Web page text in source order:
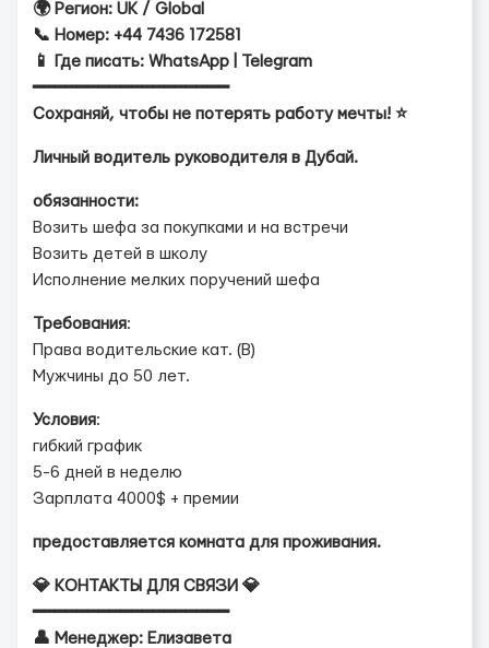
🌍 Регион: UK / Global
📞 Номер: +44 7436 172581
📱 Где писать: WhatsApp | Telegram
━━━━━━━━━━━━━━━━━━
Сохраняй, чтобы не потерять работу мечты! ⭐
Личный водитель руководителя в Дубай.
обязанности:
️Возить шефа за покупками и на встречи
️Возить детей в школу
️Исполнение мелких поручений шефа
Требования:
️Права водительские кат. (B)
️Мужчины до 50 лет.
Условия:
гибкий график
️5-6 дней в неделю
️Зарплата 4000$ + премии
предоставляется комната для проживания.
💎 КОНТАКТЫ ДЛЯ СВЯЗИ 💎
━━━━━━━━━━━━━━━━━━
👤 Менеджер: Елизавета